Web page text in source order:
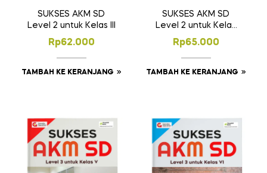
SUKSES AKM SD
Level 2 untuk Kelas III
Rp62.000
TAMBAH KE KERANJANG
SUKSES AKM SD
Level 2 untuk Kelas
IV
Rp65.000
TAMBAH KE KERANJANG